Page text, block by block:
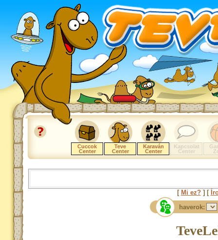
Cuccok
Center
Teve
Center
Karaván
Center
Kapcsolat
Center
[ Mi ez?] [
haverok: